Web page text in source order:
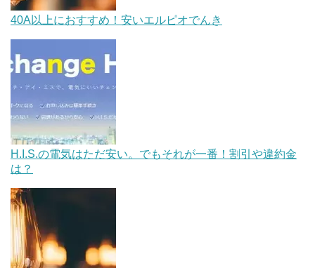
40A以上におすすめ！安いエルピオでんき
H.I.S.の電気はただ安い。でもそれが一番！割引や違約金
は？